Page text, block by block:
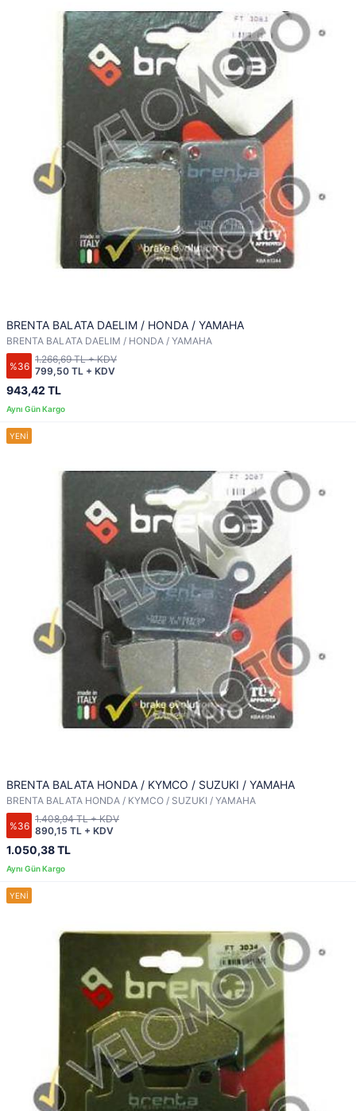
BRENTA BALATA DAELIM / HONDA / YAMAHA
BRENTA BALATA DAELIM / HONDA / YAMAHA
%36
943,42 TL
799,50 TL + KDV
1.266,69 TL + KDV
BRENTA BALATA HONDA / KYMCO / SUZUKI / YAMAHA
BRENTA BALATA HONDA / KYMCO / SUZUKI / YAMAHA
%36
1.050,38 TL
890,15 TL + KDV
1.408,94 TL + KDV